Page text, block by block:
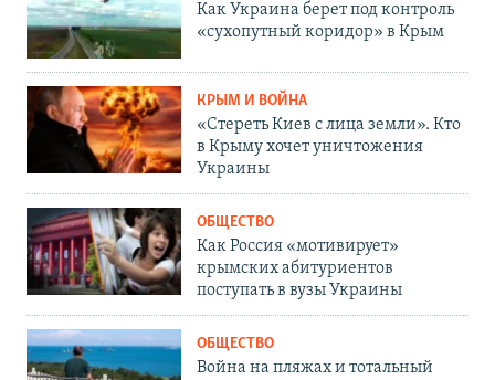
Как Украина берет под контроль
«сухопутный коридор» в Крым
КРЫМ И ВОЙНА
«Стереть Киев с лица земли». Кто
в Крыму хочет уничтожения
Украины
ОБЩЕСТВО
Как Россия «мотивирует»
крымских абитуриентов
поступать в вузы Украины
ОБЩЕСТВО
Война на пляжах и тотальный